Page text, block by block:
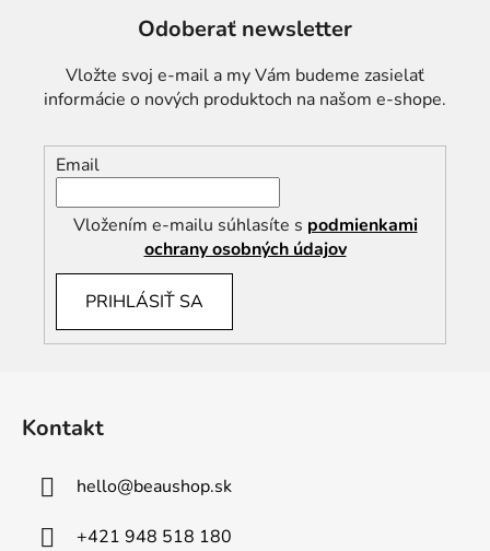
Odoberať newsletter
Vložte svoj e-mail a my Vám budeme zasielať
informácie o nových produktoch na našom e-shope.
Email
Vložením e-mailu súhlasíte s podmienkami
ochrany osobných údajov
PRIHLÁSIŤ SA
Kontakt
hello@beaushop.sk
+421 948 518 180